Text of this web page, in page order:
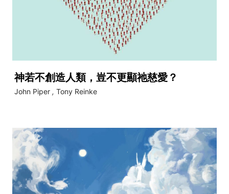
神若不創造人類，豈不更顯祂慈愛？
John Piper , Tony Reinke